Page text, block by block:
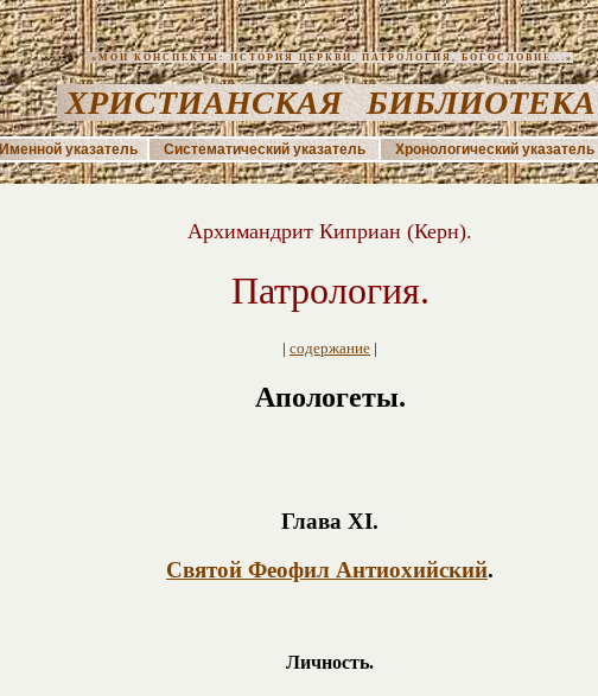
«МОИ КОНСПЕКТЫ: ИСТОРИЯ ЦЕРКВИ, ПАТРОЛОГИЯ, БОГОСЛОВИЕ...»
ХРИСТИАНСКАЯ БИБЛИОТЕКА
Именной указатель Систематический указатель Хронологический указатель
Архимандрит Киприан (Керн).
Патрология.
| содержание |
Апологеты.
Глава XI.
Святой Феофил Антиохийский.
Личность.